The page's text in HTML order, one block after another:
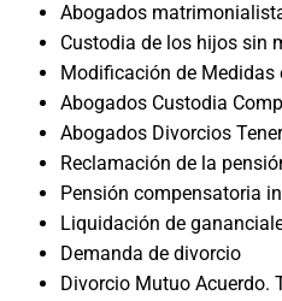
Abogados
Custodia de los hijos sin
Modificación de Medidas
Abogados Custodia
Abogados Divorcios
Reclamación de la
Pensión compensatoria
Liquidación de
Demanda de divorcio
Divorcio Mutuo Acuerdo.